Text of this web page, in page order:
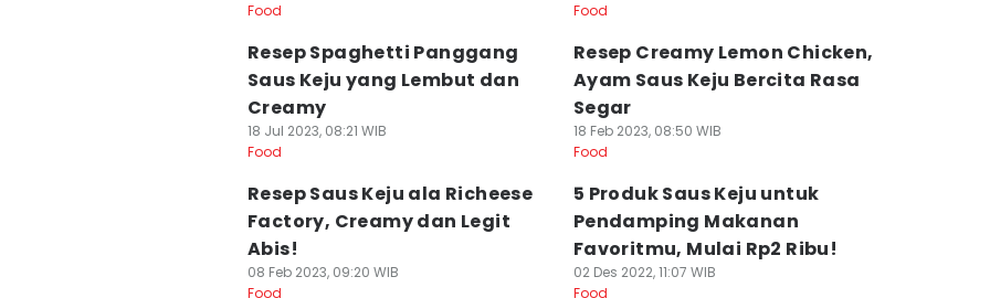
Food
Food
Resep Spaghetti Panggang
Saus Keju yang Lembut dan
Creamy
18 Jul 2023, 08:21 WIB
Food
Resep Creamy Lemon Chicken,
Ayam Saus Keju Bercita Rasa
Segar
18 Feb 2023, 08:50 WIB
Food
Resep Saus Keju ala Richeese
Factory, Creamy dan Legit
Abis!
08 Feb 2023, 09:20 WIB
Food
5 Produk Saus Keju untuk
Pendamping Makanan
Favoritmu, Mulai Rp2 Ribu!
02 Des 2022, 11:07 WIB
Food